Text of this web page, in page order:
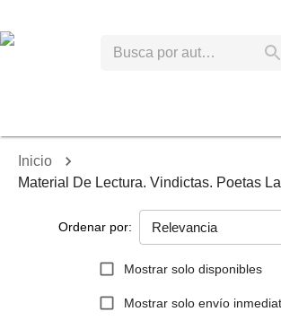
Inicio
Material De Lectura. Vindictas. Poetas
Mostrar solo disponibles
Mostrar solo envío
Ordenar por: Relevancia